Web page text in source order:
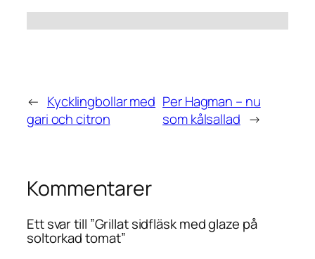
← Kycklingbollar med
gari och citron
Per Hagman – nu
som kålsallad →
Kommentarer
Ett svar till ”Grillat sidfläsk med glaze på
soltorkad tomat”